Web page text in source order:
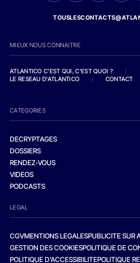
MIEUX NOUS CONNAITRE
ATLANTICO C'EST QUI, C'EST QUOI ?
/
LE RESEAU D'ATLANTICO
/ CONTACT
CATEGORIES
DECRYPTAGES
DOSSIERS
RENDEZ-VOUS
VIDEOS
PODCASTS
LEGAL
CGVMENTIONS LEGALESPUBLICITE SUR
GESTION DES COOKIESPOLITIQUE DE
POLITIQUE D’ACCESSIBILITEPOLITIQUE